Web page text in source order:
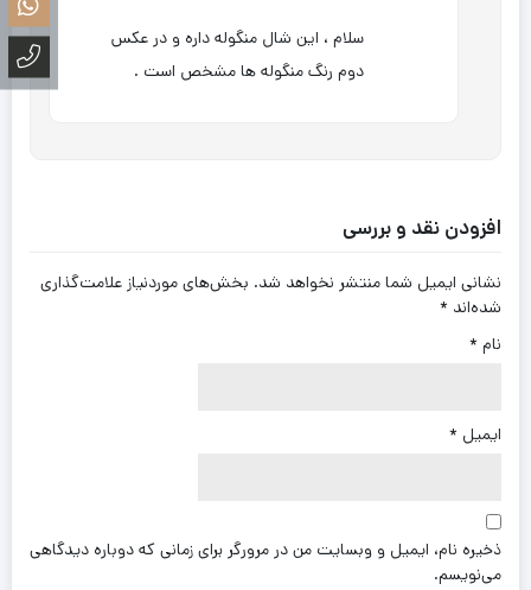
سلام ، این شال منگوله داره و در عکس
دوم رنگ منگوله ها مشخص است .
افزودن نقد و بررسی
نشانی ایمیل شما منتشر نخواهد شد. بخش‌های موردنیاز علامت‌گذاری
شده‌اند *
نام *
ایمیل *
ذخیره نام، ایمیل و وبسایت من در مرورگر برای زمانی که دوباره دیدگاهی
می‌نویسم.